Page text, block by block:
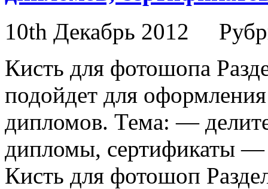
10th Декабрь 2012
Кисть для фотошопа
подойдет для
дипломов. Тема: —
дипломы, сертификаты —
Кисть для фотошоп